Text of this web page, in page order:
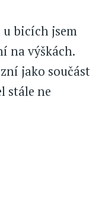
bicích jsem
na výškách.
jako součást
stále ne